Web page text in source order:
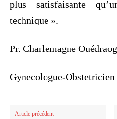
plus satisfaisante
technique ».
Pr. Charlemagne
Gynecologue-Obstetricien
Article précédent